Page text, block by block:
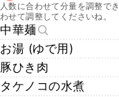
人数に合わせて分量を調整で
わせて調整してくださいね。
中華麺
お湯 (ゆで用)
豚ひき肉
タケノコの水煮